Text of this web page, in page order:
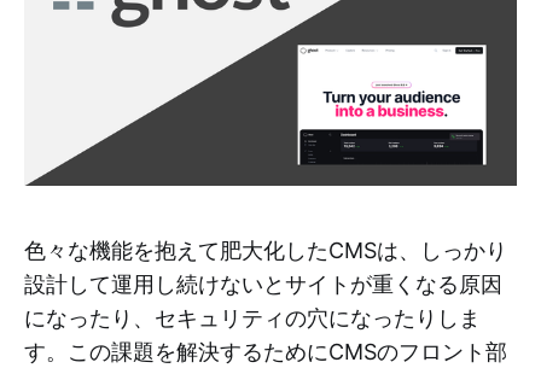
色々な機能を抱えて肥大化したCMSは、しっかり
設計して運用し続けないとサイトが重くなる原因
になったり、セキュリティの穴になったりしま
す。この課題を解決するためにCMSのフロント部